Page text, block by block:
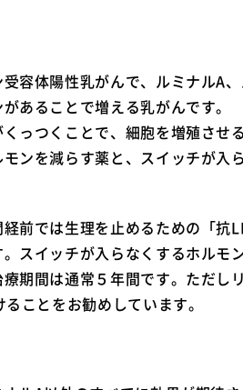
適している
容体陽性乳がんで、ルミナルA
あることで増える乳がんです
っつくことで、細胞を増殖させ
ンを減らす薬と、スイッチが入
前では生理を止めるための「抗
スイッチが入らなくするホルモ
期間は通常５年間です。ただし
ことをお勧めしています。